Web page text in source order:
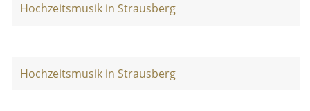
Hochzeitsmusik in Strausberg
Hochzeitsmusik in Strausberg